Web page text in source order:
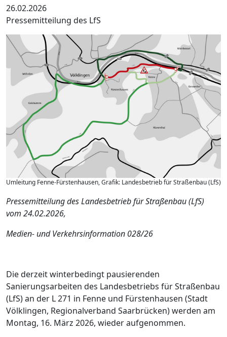
26.02.2026
Pressemitteilung des LfS
Umleitung Fenne-Fürstenhausen, Grafik: Landesbetrieb für Straßenbau (LfS)
Pressemitteilung des Landesbetrieb für Straßenbau (LfS)
vom 24.02.2026,
Medien- und Verkehrsinformation 028/26
Die derzeit winterbedingt pausierenden
Sanierungsarbeiten des Landesbetriebs für Straßenbau
(LfS) an der L 271 in Fenne und Fürstenhausen (Stadt
Völklingen, Regionalverband Saarbrücken) werden am
Montag, 16. März 2026, wieder aufgenommen.